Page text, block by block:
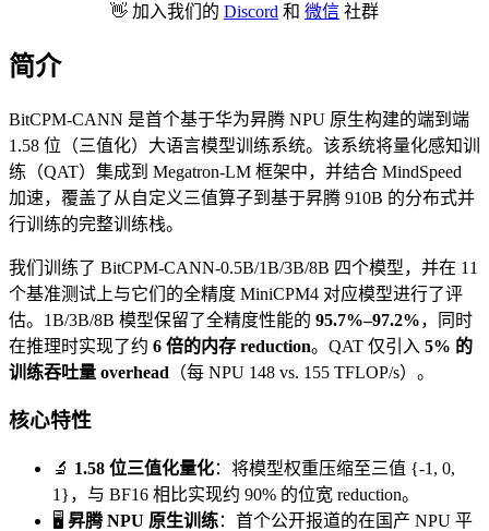
👋 加入我们的 Discord 和 微信 社群
简介
BitCPM-CANN 是首个基于华为昇腾 NPU 原生构建的端到端
1.58 位（三值化）大语言模型训练系统。该系统将量化感知训
练（QAT）集成到 Megatron-LM 框架中，并结合 MindSpeed
加速，覆盖了从自定义三值算子到基于昇腾 910B 的分布式并
行训练的完整训练栈。
我们训练了 BitCPM-CANN-0.5B/1B/3B/8B 四个模型，并在 11
个基准测试上与它们的全精度 MiniCPM4 对应模型进行了评
估。1B/3B/8B 模型保留了全精度性能的 95.7%–97.2%，同时
在推理时实现了约 6 倍的内存 reduction。QAT 仅引入 5% 的
训练吞吐量 overhead （每 NPU 148 vs. 155 TFLOP/s）。
核心特性
🔬 1.58 位三值化量化：将模型权重压缩至三值 {-1, 0,
1}，与 BF16 相比实现约 90% 的位宽 reduction。
🖥️ 昇腾 NPU 原生训练：首个公开报道的在国产 NPU 平